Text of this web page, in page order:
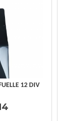
12 DIV